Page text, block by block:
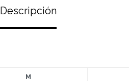
Descripción
M